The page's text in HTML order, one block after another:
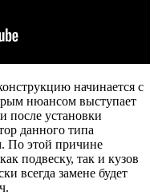
начинается с
нюансом выступает
после установки
данного типа
По этой причине
подвеску, так и кузов
всегда замене будет